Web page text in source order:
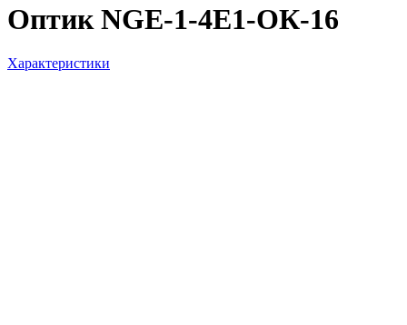
Оптик NGE-1-4E1-ОК-16
Характеристики